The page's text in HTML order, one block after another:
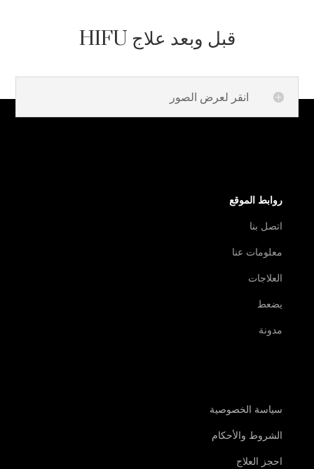
قبل وبعد علاج HIFU
انقر لعرض الصور
روابط الموقع
اتصل بنا
معلومات عنا
العلاجات
يضعط
مدونة
سياسة الخصوصية
الشروط والأحكام
احجز العلاج